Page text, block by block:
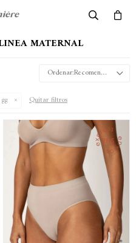
MATERNAL
Recomendados
Quitar filtros